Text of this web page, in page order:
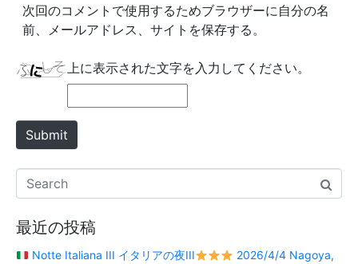
e
次回のコメントで使用するためブラウザーに自分の名
前、メールアドレス、サイトを保存する。
上に表示された文字を入力してください。
Submit
最近の投稿
Notte Italiana III イタリアの夜III
2026/4/4 Nagoya,